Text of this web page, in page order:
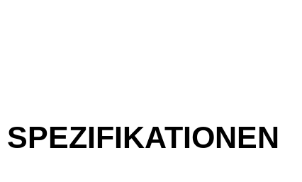
SPEZIFIKATIONEN